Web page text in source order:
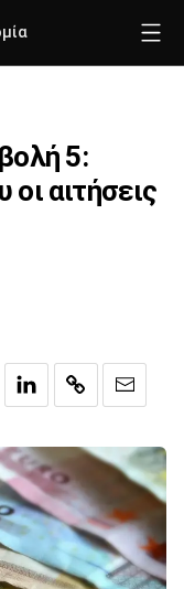
5:
οι αιτήσεις